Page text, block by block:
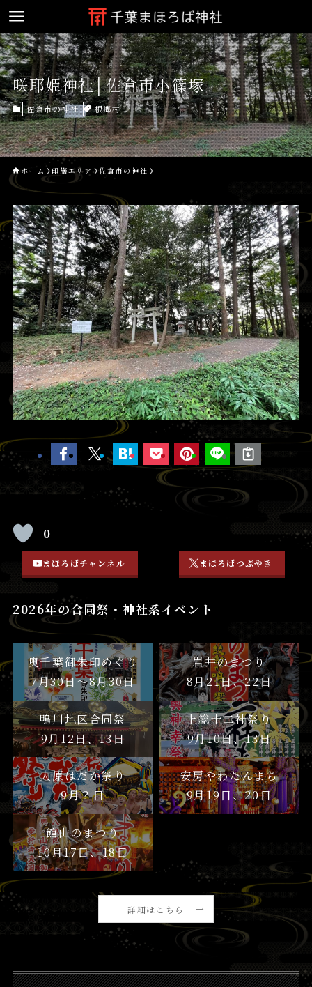
咲耶姫神社│佐倉市小篠塚
佐倉市の神社 根郷村
ホーム 印旛エリア 佐倉市の神社
0
まほろばチャンネル まほろばつぶやき
2026年の合同祭・神社系イベント
奥千葉御朱印めぐり
7月30日〜8月30日
岩井のまつり
8月21日、22日
鴨川地区合同祭
9月12日、13日
上総十二社祭り
9月10日、13日
大原はだか祭り
9月？日
安房やわたんまち
9月19日、20日
館山のまつり
10月17日、18日
詳細はこちら